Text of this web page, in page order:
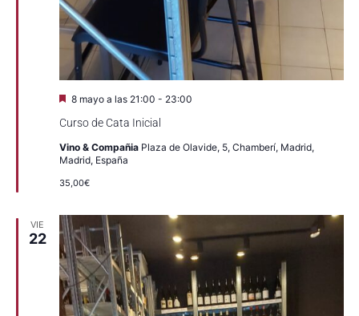
Curso de Cata Inicial
Destacado
8 mayo a las 21:00 - 23:00
Vino & Compañia Plaza de Olavide, 5, Chamberí, Madrid,
Madrid, España
35,00€
VIE
22